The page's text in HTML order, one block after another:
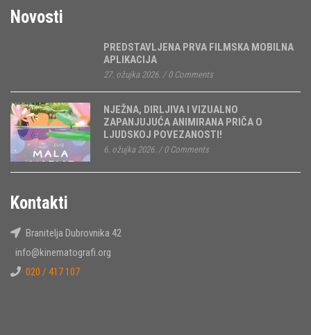
Novosti
PREDSTAVLJENA PRVA FILMSKA MOBILNA
APLIKACIJA
27. ožujka 2026. / 0 Comments
NJEŽNA, DIRLJIVA I VIZUALNO
ZAPANJUJUĆA ANIMIRANA PRIČA O
LJUDSKOJ POVEZANOSTI!
6. ožujka 2026. / 0 Comments
Kontakti
Branitelja Dubrovnika 42
info@kinematografi.org
020 / 417 107